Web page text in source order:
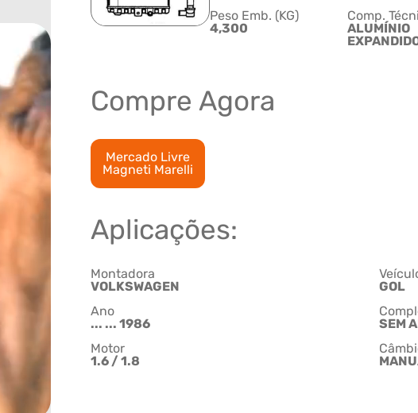
Peso Emb. (KG)
4,300
Comp.
ALUMÍNIO
Compre Agora
Mercado Livre
Magneti Marelli
Aplicações:
Montadora
VOLKSWAGEN
GOL
Ano
... ... 1986
SEM
Motor
1.6 / 1.8